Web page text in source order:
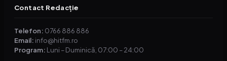
Contact Redacție
Telefon: 0766 886 886
Email: info@hitfm.ro
Program: Luni – Duminică, 07:00 – 24:00